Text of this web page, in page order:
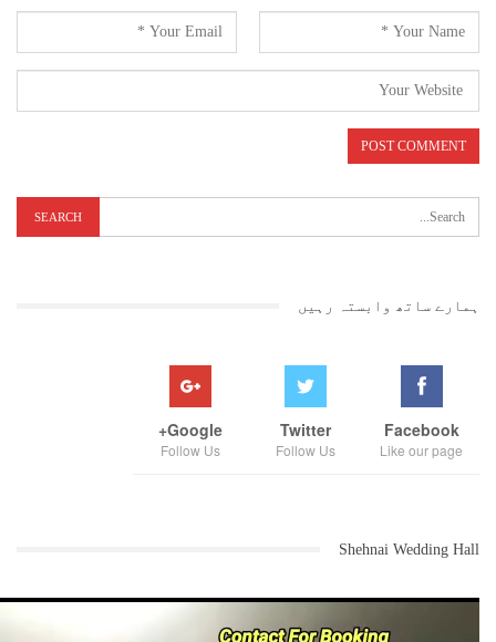
ہمارے ساتھ وابستہ رہیں
Facebook
Like our page
Twitter
Follow Us
Google+
Follow Us
Shehnai Wedding Hall